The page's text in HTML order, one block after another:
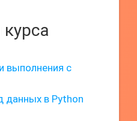
выполнения с
в Python